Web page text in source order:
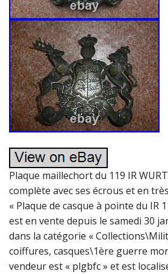
Plaque maillechort du 119 IR
complète avec ses écrous et en
« Plaque de casque à pointe du IR
est en vente depuis le samedi 30
dans la catégorie «
coiffures, casques\1ère guerre
vendeur est « plgbfc » et est